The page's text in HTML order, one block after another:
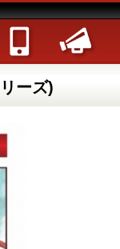
ーズ)